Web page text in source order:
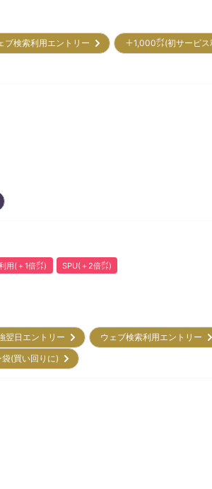
ブ検索利用エントリー ＋1,000㌽(初サービ
用(＋1倍㌽) SPU(＋2倍㌽)
翌日エントリー ウェブ検索利用エントリー
袋(買い回りに)